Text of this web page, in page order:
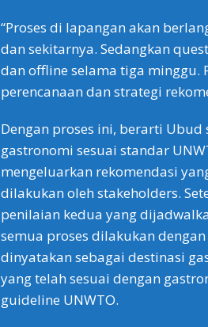
“Proses di lapangan akan
dan sekitarnya. Sedangkan
dan offline selama tiga
perencanaan dan strategi
Dengan proses ini, berarti
gastronomi sesuai standar
mengeluarkan rekomendasi
dilakukan oleh stakeholders.
penilaian kedua yang
semua proses dilakukan
dinyatakan sebagai destinasi
yang telah sesuai dengan
guideline UNWTO.